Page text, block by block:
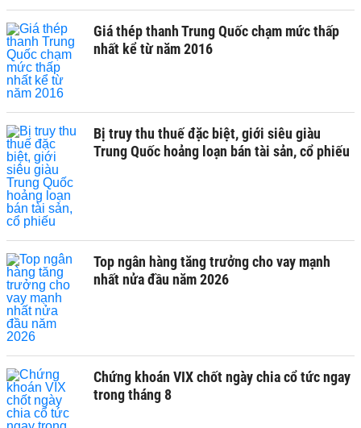
Giá thép thanh Trung Quốc chạm mức thấp
nhất kể từ năm 2016
Bị truy thu thuế đặc biệt, giới siêu giàu
Trung Quốc hoảng loạn bán tài sản, cổ phiếu
Top ngân hàng tăng trưởng cho vay mạnh
nhất nửa đầu năm 2026
Chứng khoán VIX chốt ngày chia cổ tức ngay
trong tháng 8